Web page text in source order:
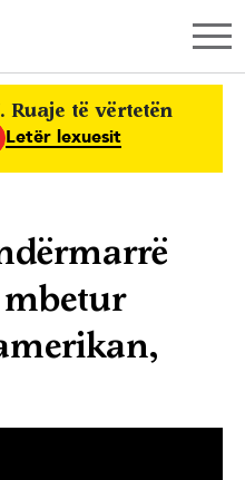
Ruaje të vërtetën
Letër lexuesit
mbetur